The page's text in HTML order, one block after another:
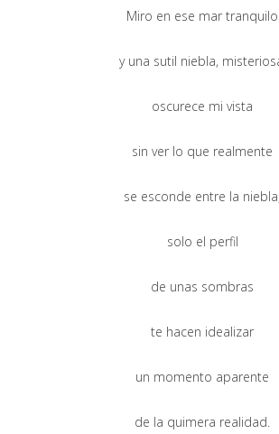
Miro en ese mar tranquilo
y una sutil niebla,
oscurece mi vista
sin ver lo que realmente
se esconde entre la niebla,
solo el perfil
de unas sombras
te hacen idealizar
un momento aparente
de la quimera realidad.